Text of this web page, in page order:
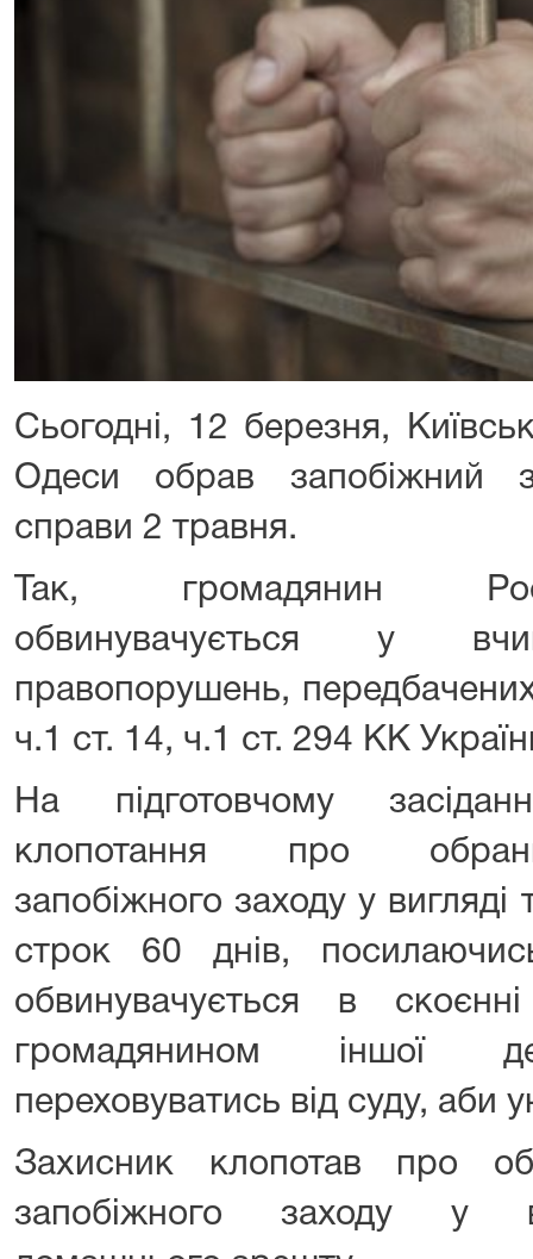
Сьогодні, 12 березня,
Одеси обрав запобіжний
справи 2 травня.
Так, громадянин
обвинувачується у
правопорушень,
ч.1 ст. 14, ч.1 ст. 294 КК
На підготовчому
клопотання про
запобіжного заходу у
строк 60 днів,
обвинувачується в
громадянином іншої
переховуватись від суду, аби
Захисник клопотав про
запобіжного заходу у